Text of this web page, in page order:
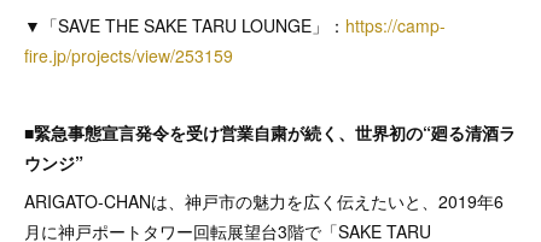
▼「SAVE THE SAKE TARU LOUNGE」： https://camp-
fire.jp/projects/view/253159
■緊急事態宣言発令を受け営業自粛が続く、世界初の“廻る清酒ラ
ウンジ”
ARIGATO-CHANは、神戸市の魅力を広く伝えたいと、2019年6
月に神戸ポートタワー回転展望台3階で「SAKE TARU